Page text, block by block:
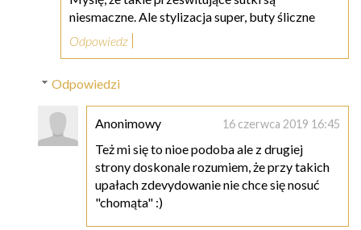
niesmaczne. Ale stylizacja super, buty śliczne
Odpowiedz
Odpowiedzi
Anonimowy 16 czerwca 2019 16:45
Też mi się to nioe podoba ale z drugiej
strony doskonale rozumiem, że przy takich
upałach zdevydowanie nie chce się nosuć
"chomąta" :)